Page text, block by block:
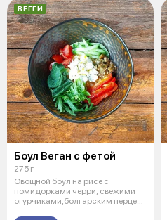
ВЕГГИ
Боул Веган с фетой
275 г
Овощной боул на рисе с
помидорками черри, свежими
огурчиками,болгарским перцем,